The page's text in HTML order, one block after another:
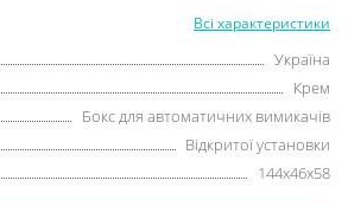
Всі характеристики
Україна
Крем
Бокс для автоматичних вимикачів
Відкритої установки
144x46x58